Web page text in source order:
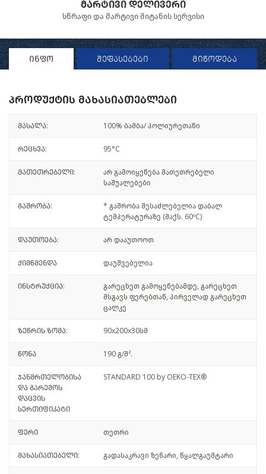
მარტივი დელივერი
სწრაფი და მარტივი მიტანის სერვისი
ინფო შეფასებები მიწოდება
პროდუქტის მახასიათებლები
მასალა: 100% ბამბა/ პოლიურეთანი
რეცხვა: 95°C
მათეთრებელი:
არ გამოიყენება მათეთრებელი
საშუალებები
გაშრობა:
* გაშრობა შესაძლებელია დაბალ
ტემპერატურაზე (მაქს. 60ºC)
დაუთოება: არ დააუთოოთ
ქიმწმენდა დაუშვებელია
ინსტრუქცია:
გარეცხეთ გამოყენებამდე, გარეცხეთ
მსგავს ფერებთან, პირველად გარეცხეთ
ცალკე
ზეწრის ზომა: 90x200x30სმ
წონა 190 გ/მ².
ჯანმრთელობისა
და გარემოს
დაცვის
სერთიფიკატი
STANDARD 100 by OEKO-TEX®
ფერი თეთრი
მახასიათებელი: გადასაკრავი ზეწარი, წყალგაუმტარი